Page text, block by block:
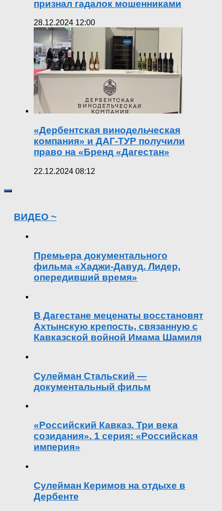
признал гадалок мошенниками
28.12.2024 12:00
«Дербентская винодельческая
компания» и ДАГ-ТУР получили
право на «Бренд «Дагестан»
22.12.2024 08:12
ВИДЕО ~
Премьера документального
фильма «Хаджи-Давуд. Лидер,
опередивший время»
В Дагестане меценаты восстановят
Ахтынскую крепость, связанную с
Кавказской войной Имама Шамиля
Сулейман Стальский —
документальный фильм
«Российский Кавказ. Три века
созидания». 1 серия: «Российская
империя»
Сулейман Керимов на отдыхе в
Дербенте